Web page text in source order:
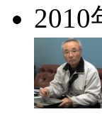
2010